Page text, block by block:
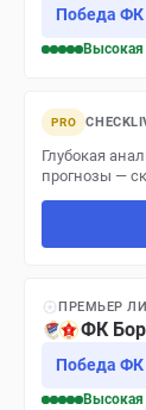
Победа ФК
Высокая
PRO
Глубокая
прогнозы —
ПРЕМЬЕР
ФК
Победа ФК
Высокая